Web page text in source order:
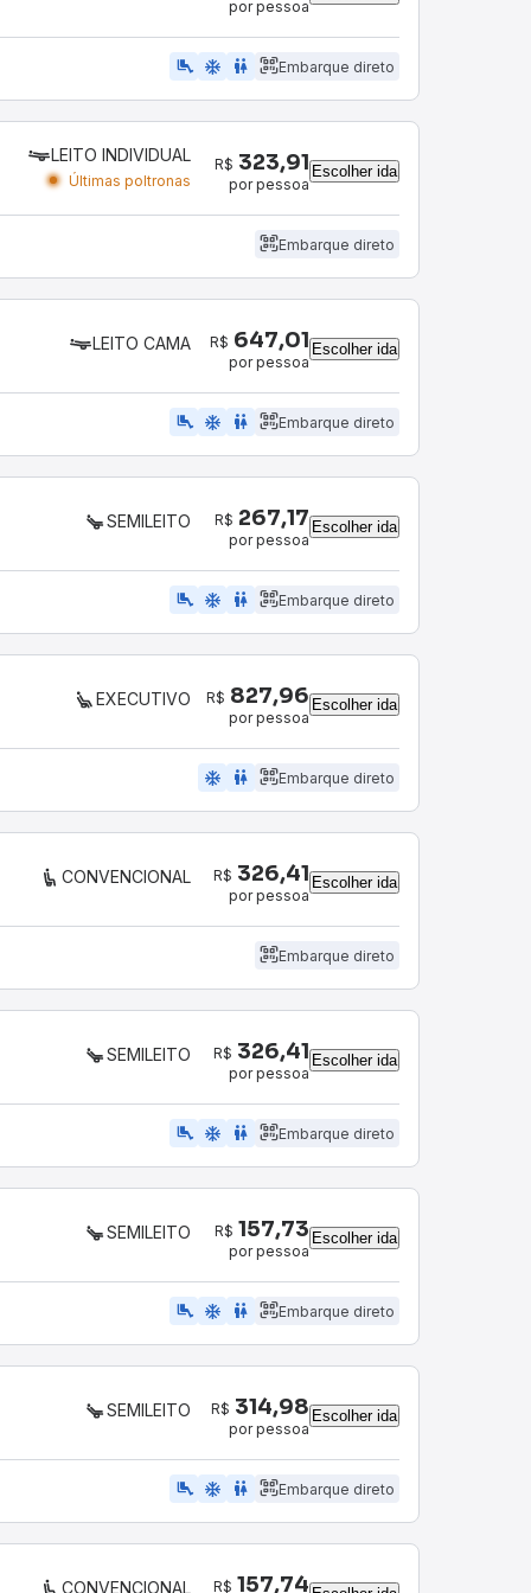
por pessoa
airline_seat_legroom_extra ac_unit WC Embarque direto
LEITO INDIVIDUAL
Últimas poltronas
R$ 323,91
por pessoa
Escolher ida
Embarque direto
LEITO CAMA R$ 647,01
por pessoa
Escolher ida
airline_seat_legroom_extra ac_unit wc Embarque direto
SEMILEITO R$ 267,17
por pessoa
Escolher ida
airline_seat_legroom_extra ac_unit WC Embarque direto
EXECUTIVO R$ 827,96
por pessoa
Escolher ida
ac_unit wc Embarque direto
CONVENCIONAL R$ 326,41
por pessoa
Escolher ida
Embarque direto
SEMILEITO R$ 326,41
por pessoa
Escolher ida
airline_seat_legroom_extra ac_unit WC Embarque direto
SEMILEITO R$ 157,73
por pessoa
Escolher ida
airline_seat_legroom_extra ac_unit WC Embarque direto
SEMILEITO R$ 314,98
por pessoa
Escolher ida
airline_seat_legroom_extra ac_unit WC Embarque direto
CONVENCIONAL R$ 157,74